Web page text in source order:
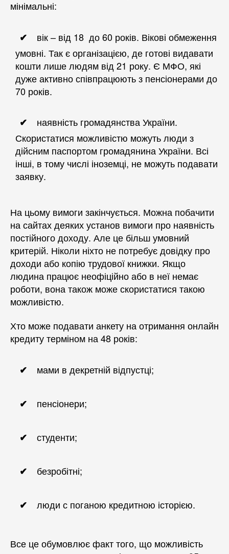
мінімальні:
вік – від 18 до 60 років. Вікові обмеження
умовні. Так є організацією, де готові видавати
кошти лише людям від 21 року. Є МФО, які
дуже активно співпрацюють з пенсіонерами до
70 років.
наявність громадянства України.
Скористатися можливістю можуть люди з
дійсним паспортом громадянина України. Всі
інші, в тому числі іноземці, не можуть подавати
заявку.
На цьому вимоги закінчується. Можна побачити
на сайтах деяких установ вимоги про наявність
постійного доходу. Але це більш умовний
критерій. Ніколи ніхто не потребує довідку про
доходи або копію трудової книжки. Якщо
людина працює неофіційно або в неї немає
роботи, вона також може скористатися такою
можливістю.
Хто може подавати анкету на отримання онлайн
кредиту терміном на 48 років:
мами в декретній відпустці;
пенсіонери;
студенти;
безробітні;
люди с поганою кредитною історією.
Все це обумовлює факт того, що можливість